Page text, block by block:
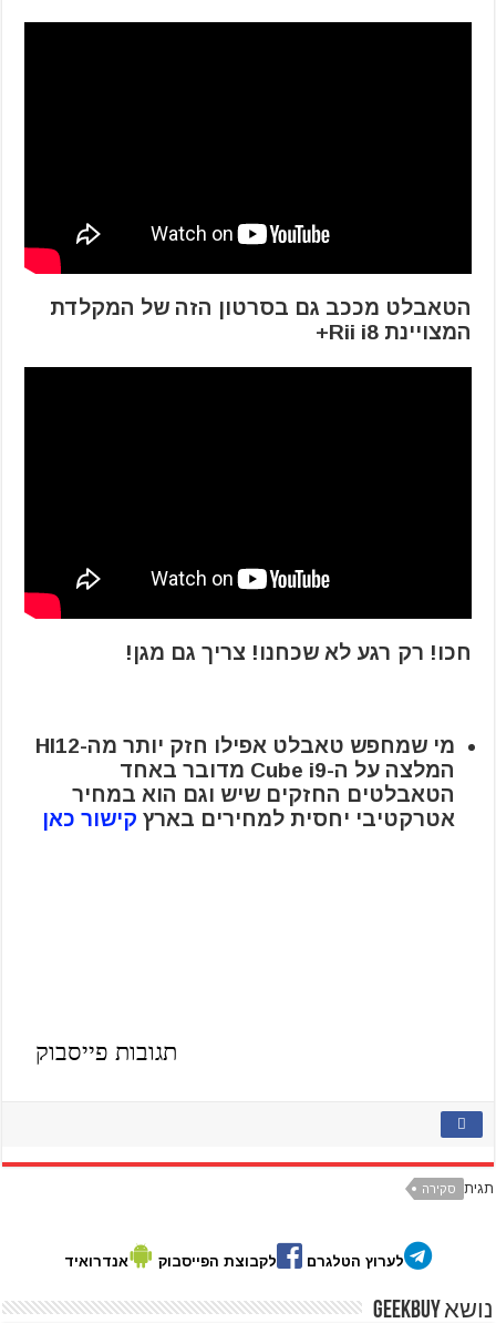
הטאבלט מככב גם בסרטון הזה של המקלדת
המצויינת Rii i8+
חכו! רק רגע לא שכחנו! צריך גם מגן!
מי שמחפש טאבלט אפילו חזק יותר מה-HI12
המלצה על ה-Cube i9 מדובר באחד
הטאבלטים החזקים שיש וגם הוא במחיר
אטרקטיבי יחסית למחירים בארץ קישור כאן
תגובות פייסבוק
תגית סקירה
לערוץ הטלגרם לקבוצת הפייסבוק אנדרואיד
נושא GeekBuy